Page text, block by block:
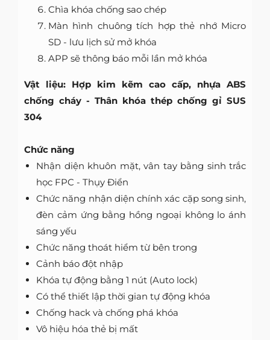
Chìa khóa chống sao chép
Màn hình chuông tích hợp thẻ nhớ Micro
SD - lưu lịch sử mở khóa
APP sẽ thông báo mỗi lần mở khóa
Vật liệu: Hợp kim kẽm cao cấp, nhựa ABS
chống cháy - Thân khóa thép chống gỉ SUS
304
Chức năng
Nhận diện khuôn mặt, vân tay bằng sinh trắc
học FPC - Thụy Điển
Chức năng nhận diện chính xác cặp song sinh,
đèn cảm ứng bằng hồng ngoại không lo ánh
sáng yếu
Chức năng thoát hiểm từ bên trong
Cảnh báo đột nhập
Khóa tự động bằng 1 nút (Auto lock)
Có thể thiết lập thời gian tự động khóa
Chống hack và chống phá khóa
Vô hiệu hóa thẻ bị mất